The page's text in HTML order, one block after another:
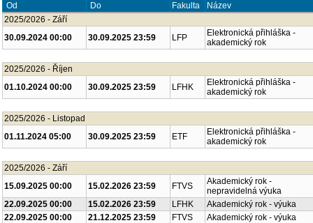
Od Do Fakulta
Název
2025/2026 - Září
30.09.2024 00:00
30.09.2025 23:59 LFP
Elektronická přihláška -
akademický rok
2025/2026 - Říjen
01.10.2024 00:00
30.09.2025 23:59 LFHK
Elektronická přihláška -
akademický rok
2025/2026 - Listopad
01.11.2024 05:00
30.09.2025 23:59 ETF
Elektronická přihláška -
akademický rok
2025/2026 - Září
15.09.2025 00:00
15.02.2026 23:59 FTVS
Akademický rok -
nepravidelná výuka
22.09.2025 00:00
15.02.2026 23:59 LFHK
Akademický rok - výuka
22.09.2025 00:00
21.12.2025 23:59 FTVS
Akademický rok - výuka